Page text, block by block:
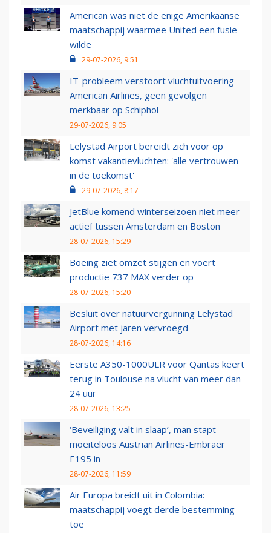
American was niet de enige Amerikaanse
maatschappij waarmee United een fusie
wilde
29-07-2026, 9:51
IT-probleem verstoort vluchtuitvoering
American Airlines, geen gevolgen
merkbaar op Schiphol
29-07-2026, 9:05
Lelystad Airport bereidt zich voor op
komst vakantievluchten: 'alle vertrouwen
in de toekomst'
29-07-2026, 8:17
JetBlue komend winterseizoen niet meer
actief tussen Amsterdam en Boston
28-07-2026, 15:29
Boeing ziet omzet stijgen en voert
productie 737 MAX verder op
28-07-2026, 15:20
Besluit over natuurvergunning Lelystad
Airport met jaren vervroegd
28-07-2026, 14:16
Eerste A350-1000ULR voor Qantas keert
terug in Toulouse na vlucht van meer dan
24 uur
28-07-2026, 13:25
‘Beveiliging valt in slaap’, man stapt
moeiteloos Austrian Airlines-Embraer
E195 in
28-07-2026, 11:59
Air Europa breidt uit in Colombia:
maatschappij voegt derde bestemming
toe